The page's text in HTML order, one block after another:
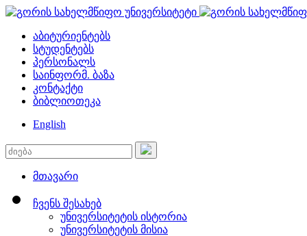
აბიტურიენტებს
სტუდენტებს
პერსონალს
საინფორმ. ბაზა
კონტაქტი
ბიბლიოთეკა
English
მთავარი
ჩვენს შესახებ
უნივერსიტეტის ისტორია
უნივერსიტეტის მისია